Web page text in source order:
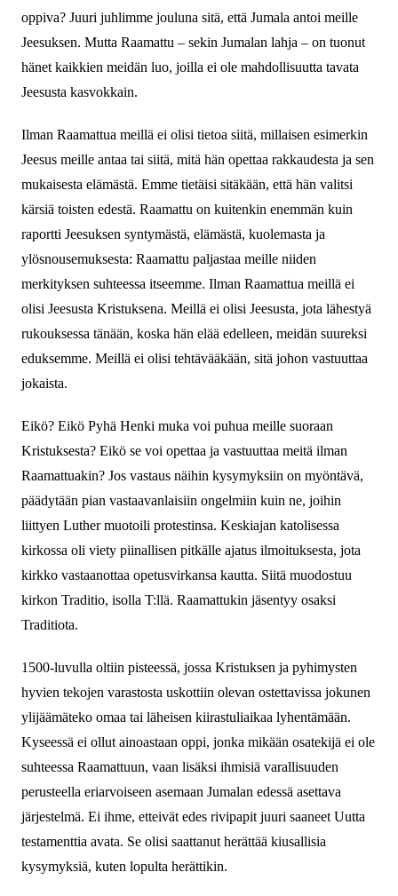
oppiva? Juuri juhlimme jouluna sitä, että Jumala antoi meille
Jeesuksen. Mutta Raamattu – sekin Jumalan lahja – on tuonut
hänet kaikkien meidän luo, joilla ei ole mahdollisuutta tavata
Jeesusta kasvokkain.
Ilman Raamattua meillä ei olisi tietoa siitä, millaisen esimerkin
Jeesus meille antaa tai siitä, mitä hän opettaa rakkaudesta ja sen
mukaisesta elämästä. Emme tietäisi sitäkään, että hän valitsi
kärsiä toisten edestä. Raamattu on kuitenkin enemmän kuin
raportti Jeesuksen syntymästä, elämästä, kuolemasta ja
ylösnousemuksesta: Raamattu paljastaa meille niiden
merkityksen suhteessa itseemme. Ilman Raamattua meillä ei
olisi Jeesusta Kristuksena. Meillä ei olisi Jeesusta, jota lähestyä
rukouksessa tänään, koska hän elää edelleen, meidän suureksi
eduksemme. Meillä ei olisi tehtävääkään, sitä johon vastuuttaa
jokaista.
Eikö? Eikö Pyhä Henki muka voi puhua meille suoraan
Kristuksesta? Eikö se voi opettaa ja vastuuttaa meitä ilman
Raamattuakin? Jos vastaus näihin kysymyksiin on myöntävä,
päädytään pian vastaavanlaisiin ongelmiin kuin ne, joihin
liittyen Luther muotoili protestinsa. Keskiajan katolisessa
kirkossa oli viety piinallisen pitkälle ajatus ilmoituksesta, jota
kirkko vastaanottaa opetusvirkansa kautta. Siitä muodostuu
kirkon Traditio, isolla T:llä. Raamattukin jäsentyy osaksi
Traditiota.
1500-luvulla oltiin pisteessä, jossa Kristuksen ja pyhimysten
hyvien tekojen varastosta uskottiin olevan ostettavissa jokunen
ylijäämäteko omaa tai läheisen kiirastuliaikaa lyhentämään.
Kyseessä ei ollut ainoastaan oppi, jonka mikään osatekijä ei ole
suhteessa Raamattuun, vaan lisäksi ihmisiä varallisuuden
perusteella eriarvoiseen asemaan Jumalan edessä asettava
järjestelmä. Ei ihme, etteivät edes rivipapit juuri saaneet Uutta
testamenttia avata. Se olisi saattanut herättää kiusallisia
kysymyksiä, kuten lopulta herättikin.